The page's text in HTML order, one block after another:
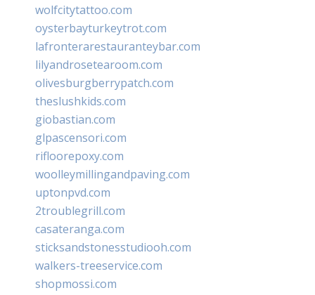
wolfcitytattoo.com
oysterbayturkeytrot.com
lafronterarestauranteybar.com
lilyandrosetearoom.com
olivesburgberrypatch.com
theslushkids.com
giobastian.com
glpascensori.com
rifloorepoxy.com
woolleymillingandpaving.com
uptonpvd.com
2troublegrill.com
casateranga.com
sticksandstonesstudiooh.com
walkers-treeservice.com
shopmossi.com